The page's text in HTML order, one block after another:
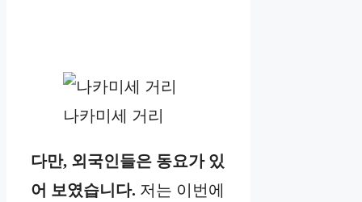
나카미세 거리
다만, 외국인들은 동요가 있
어 보였습니다. 저는 이번에